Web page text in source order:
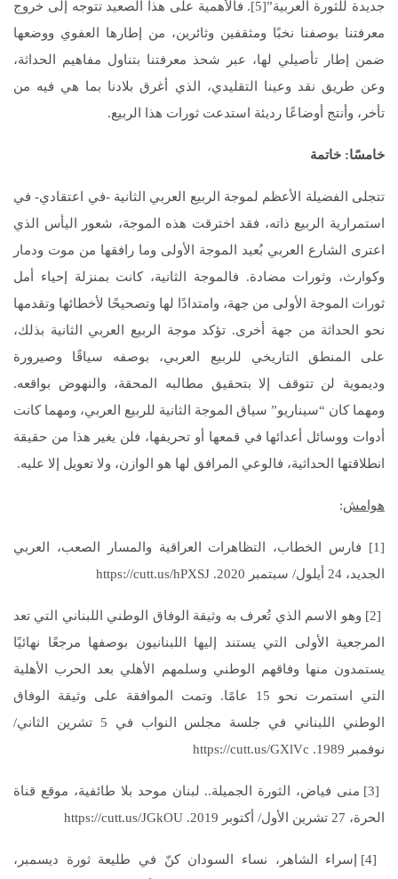
جديدة للثورة العربية”[5]. فالأهمية على هذا الصعيد تتوجه إلى خروج
معرفتنا بوصفنا نخبًا ومثقفين وثائرين، من إطارها العفوي ووضعها
ضمن إطار تأصيلي لها، عبر شحذ معرفتنا بتناول مفاهيم الحداثة،
وعن طريق نقد وعينا التقليدي، الذي أغرق بلادنا بما هي فيه من
تأخر، وأنتج أوضاعًا رديئة استدعت ثورات هذا الربيع.
خامسًا: خاتمة
تتجلى الفضيلة الأعظم لموجة الربيع العربي الثانية -في اعتقادي- في
استمرارية الربيع ذاته، فقد اخترقت هذه الموجة، شعور اليأس الذي
اعترى الشارع العربي بُعيد الموجة الأولى وما رافقها من موت ودمار
وكوارث، وثورات مضادة. فالموجة الثانية، كانت بمنزلة إحياء أمل
ثورات الموجة الأولى من جهة، وامتدادًا لها وتصحيحًا لأخطائها وتقدمها
نحو الحداثة من جهة أخرى. تؤكد موجة الربيع العربي الثانية بذلك،
على المنطق التاريخي للربيع العربي، بوصفه سياقًا وصيرورة
وديموية لن تتوقف إلا بتحقيق مطالبه المحقة، والنهوض بواقعه.
ومهما كان “سيناريو” سياق الموجة الثانية للربيع العربي، ومهما كانت
أدوات ووسائل أعدائها في قمعها أو تحريفها، فلن يغير هذا من حقيقة
انطلاقتها الحداثية، فالوعي المرافق لها هو الوازن، ولا تعويل إلا عليه.
هوامش:
[1] فارس الخطاب، التظاهرات العراقية والمسار الصعب، العربي
الجديد، 24 أيلول/ سبتمبر 2020. https://cutt.us/hPXSJ
[2] وهو الاسم الذي تُعرف به وثيقة الوفاق الوطني اللبناني التي تعد
المرجعية الأولى التي يستند إليها اللبنانيون بوصفها مرجعًا نهائيًا
يستمدون منها وفاقهم الوطني وسلمهم الأهلي بعد الحرب الأهلية
التي استمرت نحو 15 عامًا. وتمت الموافقة على وثيقة الوفاق
الوطني اللبناني في جلسة مجلس النواب في 5 تشرين الثاني/
نوفمبر 1989. https://cutt.us/GXlVc
[3] منى فياض، الثورة الجميلة.. لبنان موحد بلا طائفية، موقع قناة
الحرة، 27 تشرين الأول/ أكتوبر 2019. https://cutt.us/JGkOU
[4] إسراء الشاهر، نساء السودان كنّ في طليعة ثورة ديسمبر،